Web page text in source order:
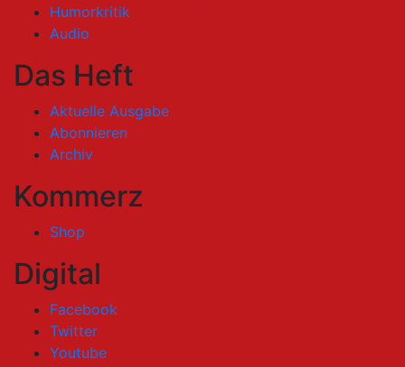
Humorkritik
Audio
Das Heft
Aktuelle Ausgabe
Abonnieren
Archiv
Kommerz
Shop
Digital
Facebook
Twitter
Youtube